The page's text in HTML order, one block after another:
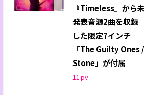
『Timeless』から未
発表音源2曲を収録
した限定7インチ
「The Guilty Ones /
Stone」が付属
11 pv